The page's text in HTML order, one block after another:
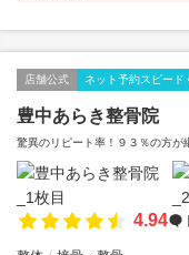
店舗公式 ネット予約スピード
豊中あらき整骨院
驚異のリピート率！９３％の方が
4.94